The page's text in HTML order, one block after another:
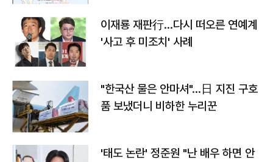
이재룡 재판行…다시 떠오른 연예계
'사고 후 미조치' 사례
"한국산 물은 안마셔"…日 지진 구호
품 보냈더니 비하한 누리꾼
'태도 논란' 정준원 "난 배우 하면 안